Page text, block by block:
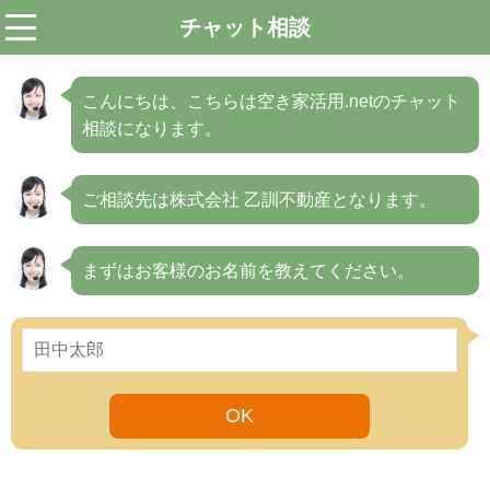
チャット相談
こんにちは、こちらは空き家活用.netのチャット
相談になります。
ご相談先は株式会社 乙訓不動産となります。
まずはお客様のお名前を教えてください。
OK